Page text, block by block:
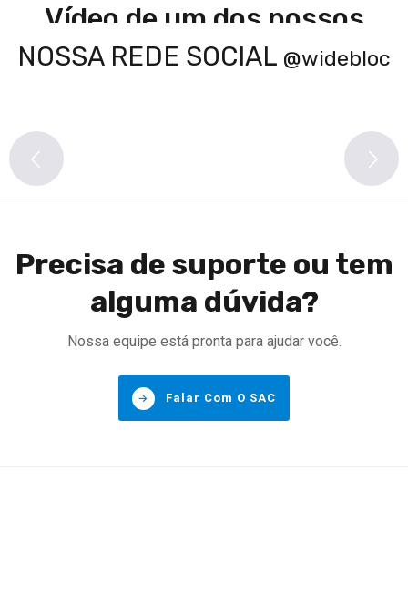
Vídeo de um dos nossos
cases de sucesso
NOSSA REDE SOCIAL @widebloc
Precisa de suporte ou tem
alguma dúvida?
Nossa equipe está pronta para ajudar você.
Falar Com O SAC